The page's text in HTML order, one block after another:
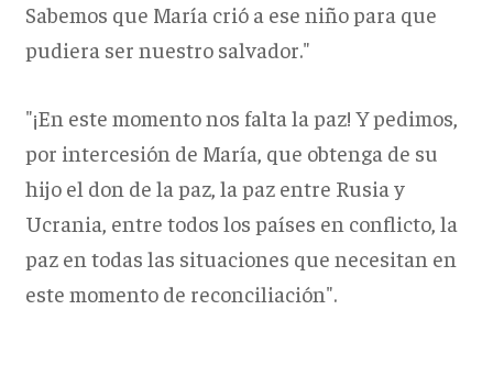
Sabemos que María crió a ese niño para que
pudiera ser nuestro salvador."
"¡En este momento nos falta la paz! Y pedimos,
por intercesión de María, que obtenga de su
hijo el don de la paz, la paz entre Rusia y
Ucrania, entre todos los países en conflicto, la
paz en todas las situaciones que necesitan en
este momento de reconciliación".